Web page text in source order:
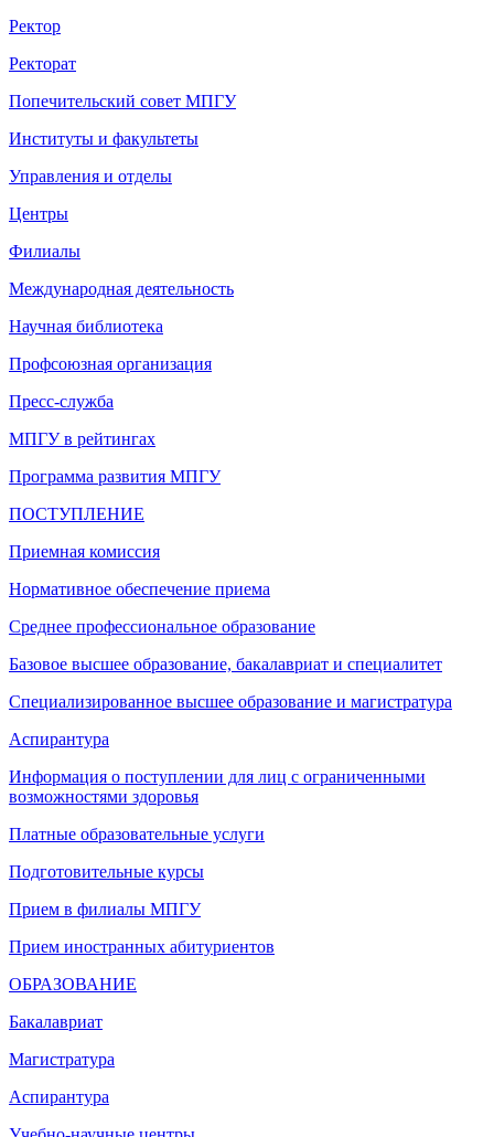
Ректор
Ректорат
Попечительский совет МПГУ
Институты и факультеты
Управления и отделы
Центры
Филиалы
Международная деятельность
Научная библиотека
Профсоюзная организация
Пресс-служба
МПГУ в рейтингах
Программа развития МПГУ
ПОСТУПЛЕНИЕ
Приемная комиссия
Нормативное обеспечение приема
Среднее профессиональное образование
Базовое высшее образование, бакалавриат и специалитет
Специализированное высшее образование и магистратура
Аспирантура
Информация о поступлении для лиц с ограниченными
возможностями здоровья
Платные образовательные услуги
Подготовительные курсы
Прием в филиалы МПГУ
Прием иностранных абитуриентов
ОБРАЗОВАНИЕ
Бакалавриат
Магистратура
Аспирантура